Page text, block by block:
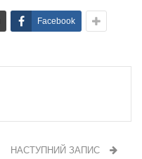
Facebook
НАСТУПНИЙ ЗАПИС